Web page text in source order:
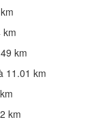
km
km
11.01 km
km